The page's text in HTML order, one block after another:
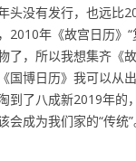
头没有发行，也远比
2010年《故宫日历》“
了，所以我想集齐《
国博日历》我可以从
到了八成新2019年的
会成为我们家的“传统